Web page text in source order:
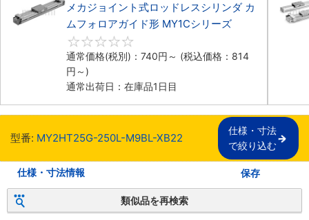
メカジョイント式ロッドレスシリンダ カ
ムフォロアガイド形 MY1Cシリーズ
通常価格(税別)： 740円 ～ (税込価格： 814
円 ～)
通常出荷日：在庫品1日目
型番: MY2HT25G-250L-M9BL-XB22
仕様・寸法
で絞り込む
仕様・寸法情報 保存
類似品を再検索